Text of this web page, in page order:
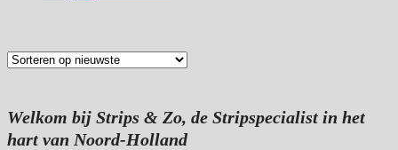
Welkom bij Strips & Zo, de Stripspecialist in het
hart van Noord-Holland